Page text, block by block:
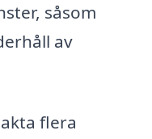
såsom
av
flera